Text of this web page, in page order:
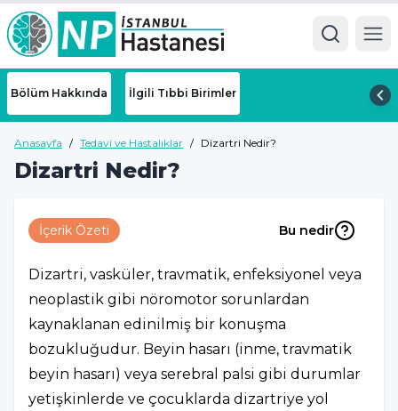
Bölüm Hakkında İlgili Tıbbi Birimler
Anasayfa / Tedavi ve Hastalıklar / Dizartri Nedir?
Dizartri Nedir?
İçerik Özeti Bu nedir
Dizartri, vasküler, travmatik, enfeksiyonel veya
neoplastik gibi nöromotor sorunlardan
kaynaklanan edinilmiş bir konuşma
bozukluğudur. Beyin hasarı (inme, travmatik
beyin hasarı) veya serebral palsi gibi durumlar
yetişkinlerde ve çocuklarda dizartriye yol